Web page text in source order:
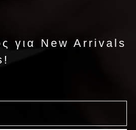
για New Arrivals